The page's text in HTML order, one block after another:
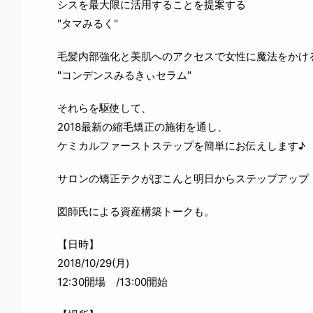
シスを最大限に活用することを提案する
"タマみるく"
毛髪内部強化と美肌へのアクセスで女性に魔法をかけ
"コンデンスみるきぃセラム"
それらを駆使して、
2018最新の縮毛矯正の施術を通し、
ケミカルファーストステップを簡単にお伝えします♪
サロンの矯正テクがぽこんと明日からステップアップ
図師氏による資産構築トークも。
【日時】
2018/10/29(月)
12:30開場 /13:00開始